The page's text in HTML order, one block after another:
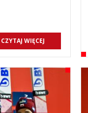
CZYTAJ WIĘCEJ